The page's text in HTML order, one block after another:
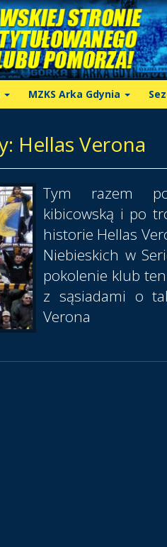
MZKS Arka Gdynia
Hellas Verona
Tym razem
kibicowską i po
historie Hellas
Niebieskich w
pokolenie klub
z sąsiadami o
Verona